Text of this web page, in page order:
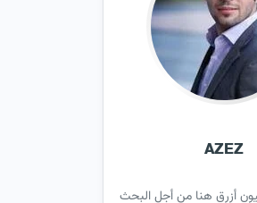
AZEZ
أزرق هنا من أجل البحث